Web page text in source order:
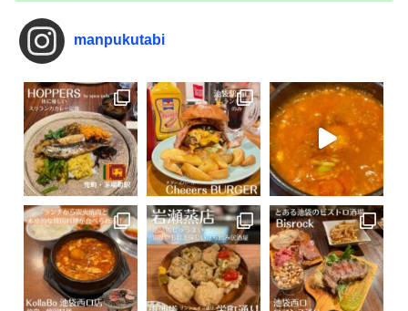
manpukutabi